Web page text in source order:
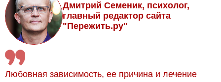
Дмитрий Семеник, психолог,
главный редактор сайта
"Пережить.ру"
Любовная зависимость, ее причина и лечение